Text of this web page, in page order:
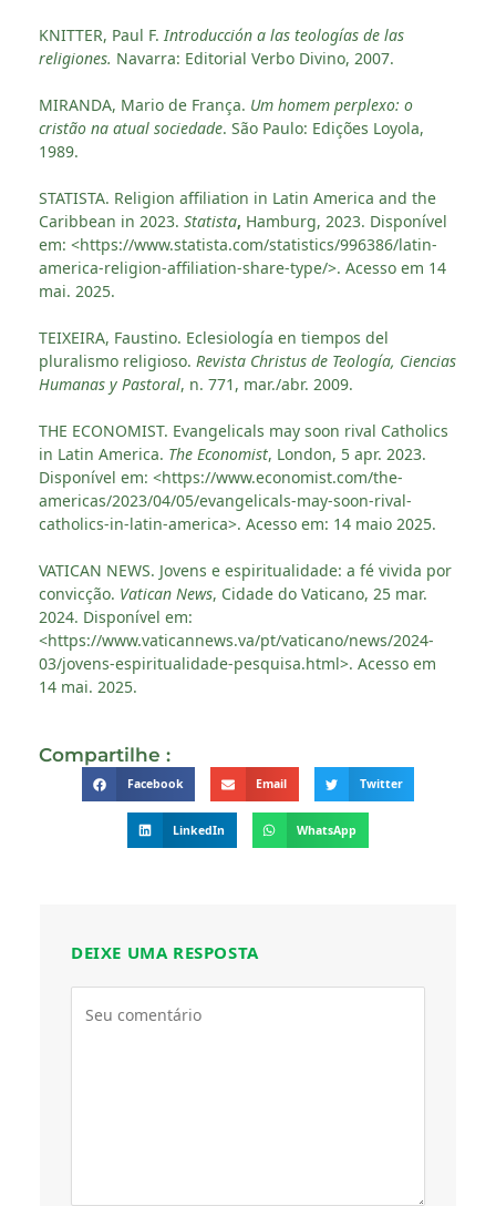
KNITTER, Paul F.Introducción a las teologías de las
religiones. Navarra: Editorial Verbo Divino, 2007.
MIRANDA, Mario de França. Um homem perplexo: o
cristão na atual sociedade. São Paulo: Edições Loyola,
1989.
STATISTA. Religion affiliation in Latin America and the
Caribbean in 2023. Statista, Hamburg, 2023. Disponível
em: <https://www.statista.com/statistics/996386/latin-
america-religion-affiliation-share-type/>. Acesso em 14
mai. 2025.
TEIXEIRA, Faustino. Eclesiología en tiempos del
pluralismo religioso. Revista Christus de Teología, Ciencias
Humanas y Pastoral, n. 771, mar./abr. 2009.
THE ECONOMIST. Evangelicals may soon rival Catholics
in Latin America. The Economist, London, 5 apr. 2023.
Disponível em: <https://www.economist.com/the-
americas/2023/04/05/evangelicals-may-soon-rival-
catholics-in-latin-america>. Acesso em: 14 maio 2025.
VATICAN NEWS. Jovens e espiritualidade: a fé vivida por
convicção. Vatican News, Cidade do Vaticano, 25 mar.
2024. Disponível em:
<https://www.vaticannews.va/pt/vaticano/news/2024-
03/jovens-espiritualidade-pesquisa.html>. Acesso em
14 mai. 2025.
Compartilhe :
Facebook Email Twitter
LinkedIn WhatsApp
DEIXE UMA RESPOSTA